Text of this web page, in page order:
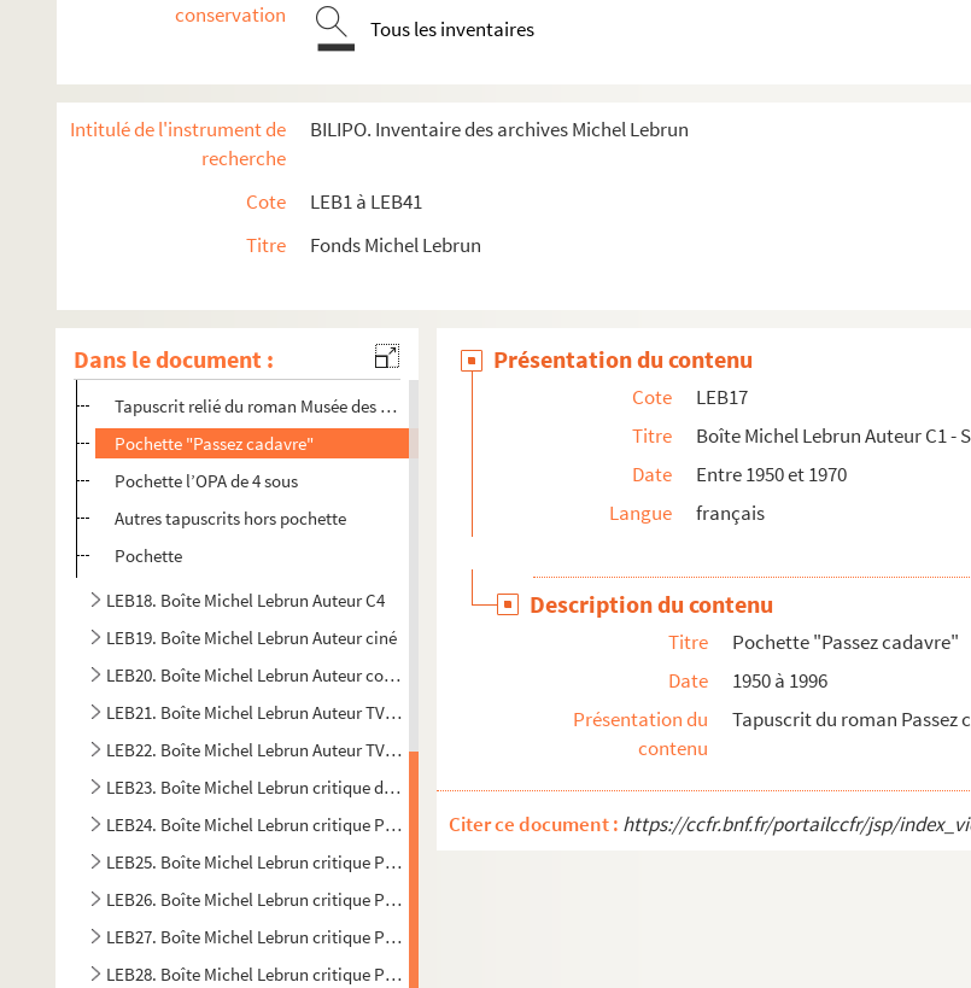
conservation
Tous les inventaires
Intitulé de l'instrument de
recherche
BILIPO. Inventaire des archives Michel Lebrun
Cote
LEB1 à LEB41
Titre
Fonds Michel Lebrun
Dans le document :
LEB12. Boîte Iconographie - Photos films - Articles - Dessins humour
LEB14. Boîte Jeux Polar - Articles BD - Almanach 83 - Articles publiés
LEB15. Boîte Lebrun - Dossier Reims - Petite documentation diverse
LEB17. Boîte Michel Lebrun Auteur C1 - Scénario OSS 117 - Furie à Bahia
Pochette OSS117 – furia à Bahia
Pochette Fonds Archives Michel Lebrun – OSS117 – Furia à Bahia – Scénario
Pochette Caveau de famille
Tapuscrit relié du roman Musée des horreurs.
Pochette "Passez cadavre"
Pochette l’OPA de 4 sous
Autres tapuscrits hors pochette
Pochette
LEB18. Boîte Michel Lebrun Auteur C4
LEB19. Boîte Michel Lebrun Auteur ciné
LEB20. Boîte Michel Lebrun Auteur courrier H1
LEB21. Boîte Michel Lebrun Auteur TV A1
LEB22. Boîte Michel Lebrun Auteur TV A2
LEB23. Boîte Michel Lebrun critique de cinéma
LEB24. Boîte Michel Lebrun critique Polar A1
LEB25. Boîte Michel Lebrun critique Polar A2
LEB26. Boîte Michel Lebrun critique Polar A3
LEB27. Boîte Michel Lebrun critique Polar B1
LEB28. Boîte Michel Lebrun critique Polar B2
Présentation du contenu
Cote
LEB17
Titre
Boîte Michel Lebrun Auteur C1 -
Date
Entre 1950 et 1970
Langue
français
Description du contenu
Titre
Pochette "Passez cadavre"
Date
1950 à 1996
Présentation du
contenu
Tapuscrit du roman Passez
Citer ce document : https://ccfr.bnf.fr/portailccfr/jsp/